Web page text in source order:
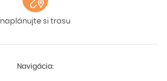
naplánujte si trasu
Navigácia: